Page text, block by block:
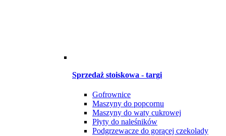
Sprzedaż stoiskowa - targi
Gofrownice
Maszyny do popcornu
Maszyny do waty cukrowej
Płyty do naleśników
Podgrzewacze do gorącej czekolady